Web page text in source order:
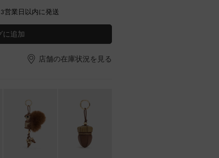
営業日以内に発送
に追加
店舗の在庫状況を見る